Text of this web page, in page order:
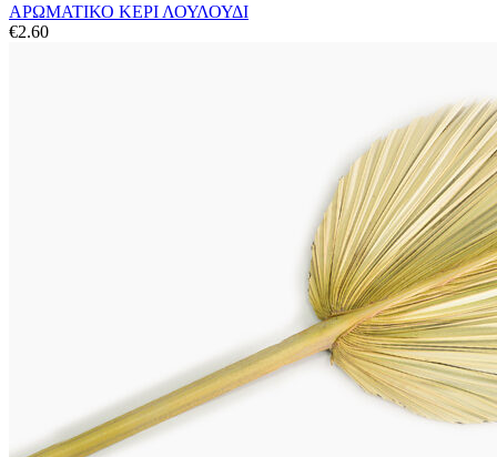
ΑΡΩΜΑΤΙΚΟ ΚΕΡΙ ΛΟΥΛΟΥΔΙ
€2.60